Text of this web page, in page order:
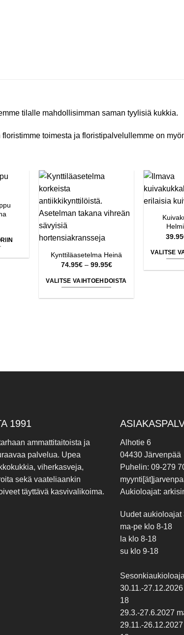
tilalle mahdollisimman saman tyylisiä kukkia.
toimesta ja floristipalvelullemme on
Kynttiläasetelma Heinä
74.95€ – 99.95€Hintaluokka:
-
99.95€
VALITSE VAIHTOEHDOISTA
valinnat
39.95
VALITSE
1991
ammattitaitoista ja
palvelua. Upea
viherkasveja,
sekä vaateliaankin
täyttävä kasvivalikoima.
Alhotie 6
04430 Järvenpää
Puhelin: 09-279
Aukioloajat:
Uudet aukioloajat
ma-pe klo 8-18
la klo 8-18
su klo 9-18
30.11.-
18
29.3.-27.6.2027
29.11.-